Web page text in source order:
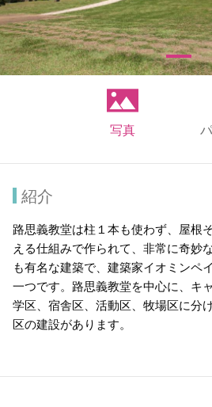
写真
紹介
路思義教堂は柱１本も使わず、屋根
える仕組みで作られて、非常に奇妙
も有名な建築で、建築家イオミンペ
一つです。路思義教堂を中心に、キ
学区、宿舎区、活動区、牧場区に分
区の建設があります。